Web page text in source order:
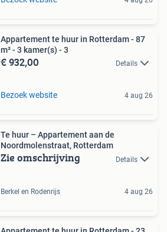
Appartement te huur in Rotterdam - 87
m² - 3 kamer(s) - 3
€ 932,00 Details
Bezoek website 4 aug 26
Te huur – Appartement aan de
Noordmolenstraat, Rotterdam
Zie omschrijving Details
Berkel en Rodenrijs 4 aug 26